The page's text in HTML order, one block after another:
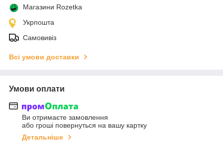
Магазини Rozetka
Укрпошта
Самовивіз
Всі умови доставки
Умови оплати
Ви отримаєте замовлення
або гроші повернуться на вашу картку
Детальніше